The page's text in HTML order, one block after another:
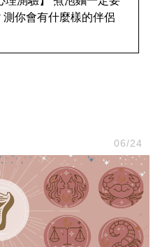
測你會有什麼樣的伴侶
06/24